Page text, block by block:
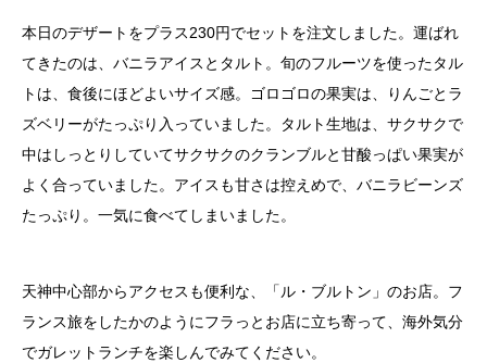
本日のデザートをプラス230円でセットを注文しました。運ばれ
てきたのは、バニラアイスとタルト。旬のフルーツを使ったタル
トは、食後にほどよいサイズ感。ゴロゴロの果実は、りんごとラ
ズベリーがたっぷり入っていました。タルト生地は、サクサクで
中はしっとりしていてサクサクのクランブルと甘酸っぱい果実が
よく合っていました。アイスも甘さは控えめで、バニラビーンズ
たっぷり。一気に食べてしまいました。
天神中心部からアクセスも便利な、「ル・ブルトン」のお店。フ
ランス旅をしたかのようにフラっとお店に立ち寄って、海外気分
でガレットランチを楽しんでみてください。